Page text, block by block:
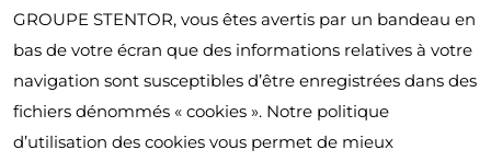
GROUPE STENTOR, vous êtes avertis par un bandeau en
bas de votre écran que des informations relatives à votre
navigation sont susceptibles d’être enregistrées dans des
fichiers dénommés « cookies ». Notre politique
d’utilisation des cookies vous permet de mieux